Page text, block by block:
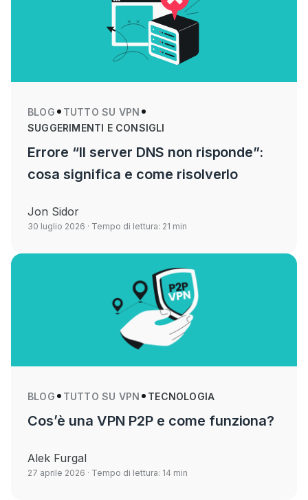
BLOG
TUTTO SU VPN
SUGGERIMENTI E CONSIGLI
Errore “Il server DNS non risponde”:
cosa significa e come risolverlo
Jon Sidor
30 luglio 2026 · Tempo di lettura: 21 min
BLOG TUTTO SU VPN TECNOLOGIA
Cos’è una VPN P2P e come funziona?
Alek Furgal
27 aprile 2026 · Tempo di lettura: 14 min